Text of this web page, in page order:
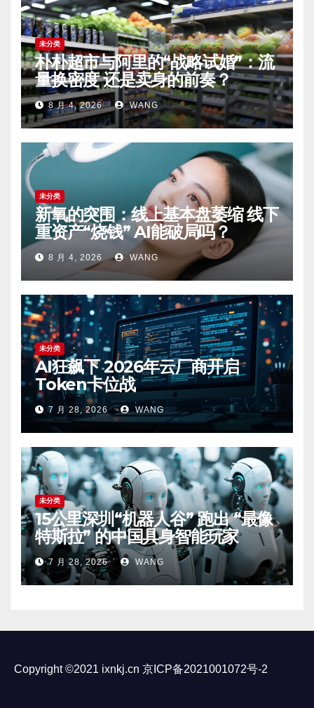
未分类
朴朴超市与阿里的“战略试婚”：流
量换密度 还是卖身的前奏？
8 月 4, 2026 WANG
未分类
新氧的突围：线上基本盘萎缩 线下
重资产“烧钱” AI能破局吗？
8 月 4, 2026 WANG
未分类
AI狂飙下 2026年云厂商开启
Token卡位战
7 月 28, 2026 WANG
未分类
15公里深圳“机器人谷” 跑出 “最像
特斯拉” 的中国具身智能玩家
7 月 28, 2026 WANG
Copyright ©2021 ixnkj.cn 京ICP备2021001072号-2